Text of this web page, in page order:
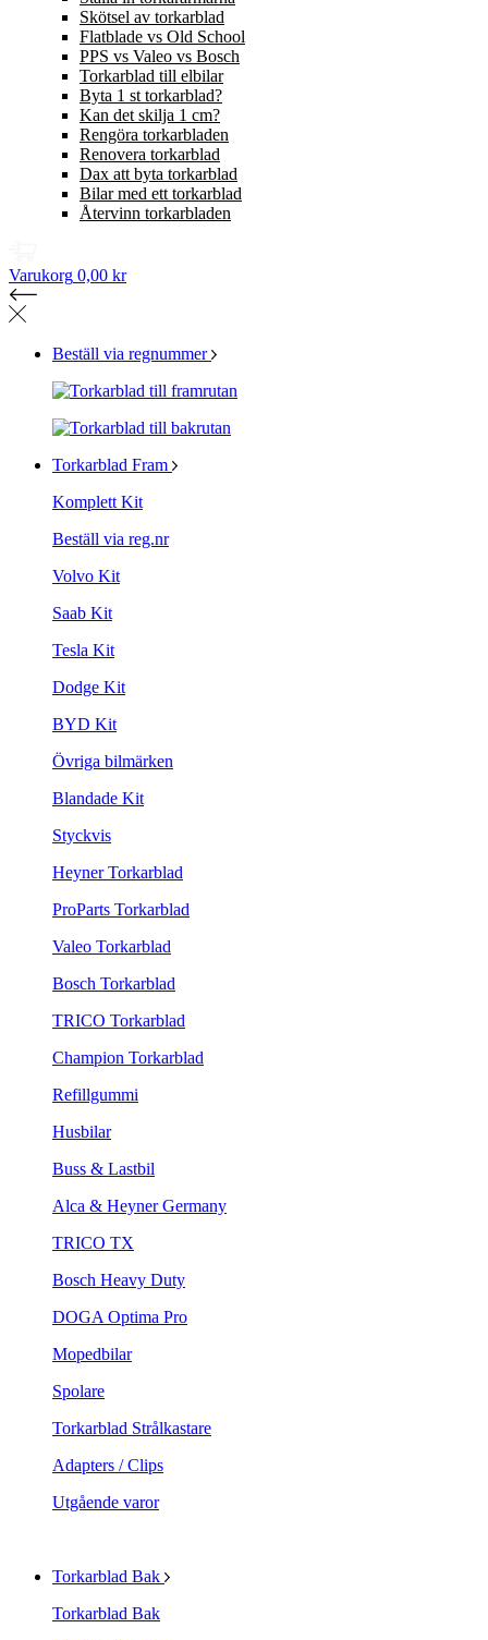
Skötsel av torkarblad
Flatblade vs Old School
PPS vs Valeo vs Bosch
Torkarblad till elbilar
Byta 1 st torkarblad?
Kan det skilja 1 cm?
Rengöra torkarbladen
Renovera torkarblad
Dax att byta torkarblad
Bilar med ett torkarblad
Återvinn torkarbladen
Varukorg 0,00 kr
Beställ via regnummer
Torkarblad Fram
Komplett Kit
Beställ via reg.nr
Volvo Kit
Saab Kit
Tesla Kit
Dodge Kit
BYD Kit
Övriga bilmärken
Blandade Kit
Styckvis
Heyner Torkarblad
ProParts Torkarblad
Valeo Torkarblad
Bosch Torkarblad
TRICO Torkarblad
Champion Torkarblad
Refillgummi
Husbilar
Buss & Lastbil
Alca & Heyner Germany
TRICO TX
Bosch Heavy Duty
DOGA Optima Pro
Mopedbilar
Spolare
Torkarblad Strålkastare
Adapters / Clips
Utgående varor
Torkarblad Bak
Torkarblad Bak